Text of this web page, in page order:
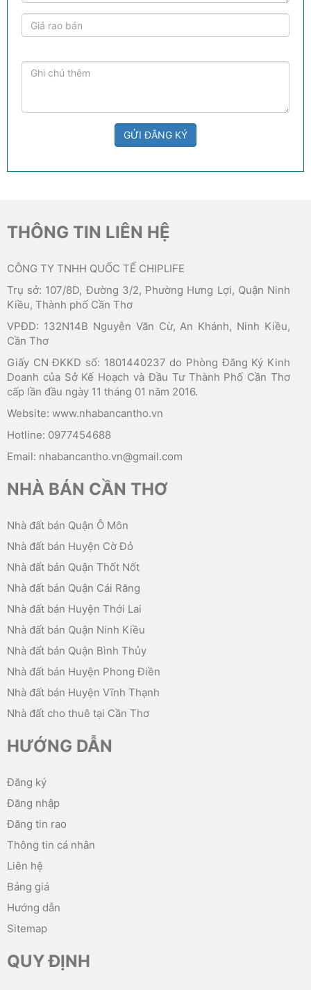
GỬI ĐĂNG KÝ
THÔNG TIN LIÊN HỆ
CÔNG TY TNHH QUỐC TẾ CHIPLIFE
Trụ sở: 107/8D, Đường 3/2, Phường Hưng Lợi, Quận Ninh
Kiều, Thành phố Cần Thơ
VPĐD: 132N14B Nguyễn Văn Cừ, An Khánh, Ninh Kiều,
Cần Thơ
Giấy CN ĐKKD số: 1801440237 do Phòng Đăng Ký Kinh
Doanh của Sở Kế Hoạch và Đầu Tư Thành Phố Cần Thơ
cấp lần đầu ngày 11 tháng 01 năm 2016.
Website: www.nhabancantho.vn
Hotline: 0977454688
Email: nhabancantho.vn@gmail.com
NHÀ BÁN CẦN THƠ
Nhà đất bán Quận Ô Môn
Nhà đất bán Huyện Cờ Đỏ
Nhà đất bán Quận Thốt Nốt
Nhà đất bán Quận Cái Răng
Nhà đất bán Huyện Thới Lai
Nhà đất bán Quận Ninh Kiều
Nhà đất bán Quận Bình Thủy
Nhà đất bán Huyện Phong Điền
Nhà đất bán Huyện Vĩnh Thạnh
Nhà đất cho thuê tại Cần Thơ
HƯỚNG DẪN
Đăng ký
Đăng nhập
Đăng tin rao
Thông tin cá nhân
Liên hệ
Bảng giá
Hướng dẫn
Sitemap
QUY ĐỊNH